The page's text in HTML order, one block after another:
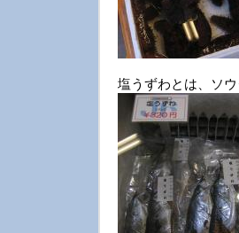
塩うずわとは、ソ